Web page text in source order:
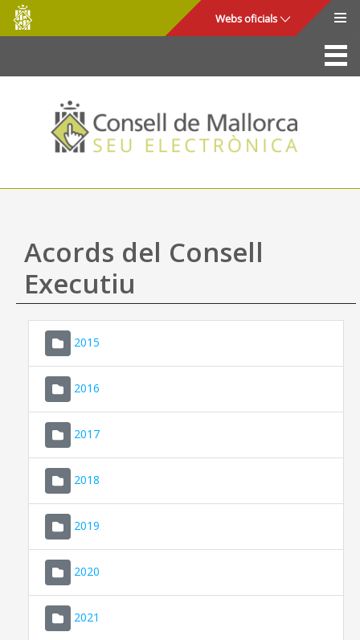
Salta al contingut principal
Consell
de
Mallorca
Webs oficials
La Seu
Consell de Mallorca
Accés i seguretat
Utilitats
Ajuda
Acords del Consell
Executiu
2015
2016
2017
2018
2019
2020
2021